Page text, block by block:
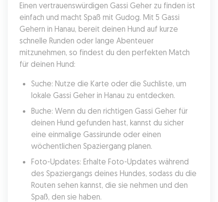
Einen vertrauenswürdigen Gassi Geher zu finden ist
einfach und macht Spaß mit Gudog. Mit 5 Gassi
Gehern in Hanau, bereit deinen Hund auf kurze
schnelle Runden oder lange Abenteuer
mitzunehmen, so findest du den perfekten Match
für deinen Hund:
Suche: Nutze die Karte oder die Suchliste, um
lokale Gassi Geher in Hanau zu entdecken.
Buche: Wenn du den richtigen Gassi Geher für
deinen Hund gefunden hast, kannst du sicher
eine einmalige Gassirunde oder einen
wöchentlichen Spaziergang planen.
Foto-Updates: Erhalte Foto-Updates während
des Spaziergangs deines Hundes, sodass du die
Routen sehen kannst, die sie nehmen und den
Spaß, den sie haben.